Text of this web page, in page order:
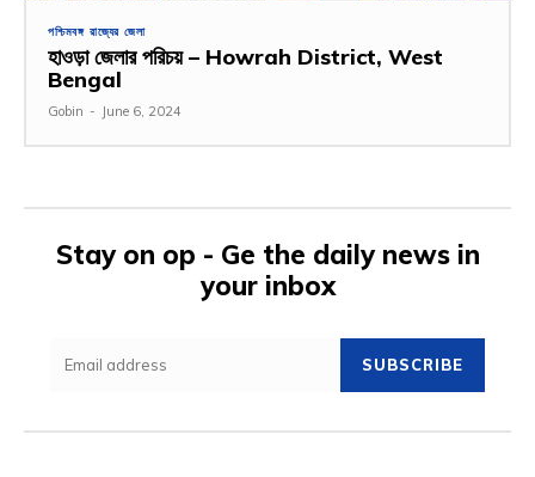
পশ্চিমবঙ্গ রাজ্যের জেলা
হাওড়া জেলার পরিচয় – Howrah District, West
Bengal
Gobin - June 6, 2024
Stay on op - Ge the daily news in
your inbox
SUBSCRIBE